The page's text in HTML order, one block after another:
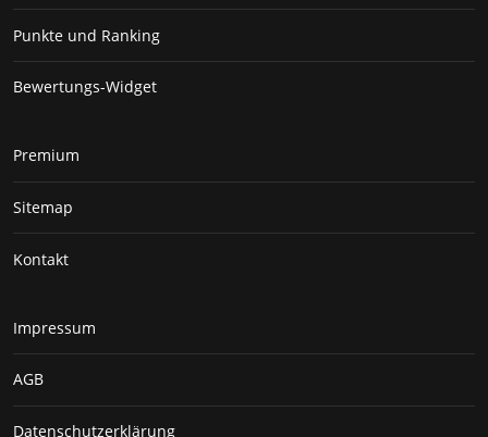
Punkte und Ranking
Bewertungs-Widget
Premium
Sitemap
Kontakt
Impressum
AGB
Datenschutzerklärung